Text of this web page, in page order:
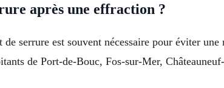
après une effraction ?
serrure est souvent nécessaire pour éviter
de Port-de-Bouc, Fos-sur-Mer,